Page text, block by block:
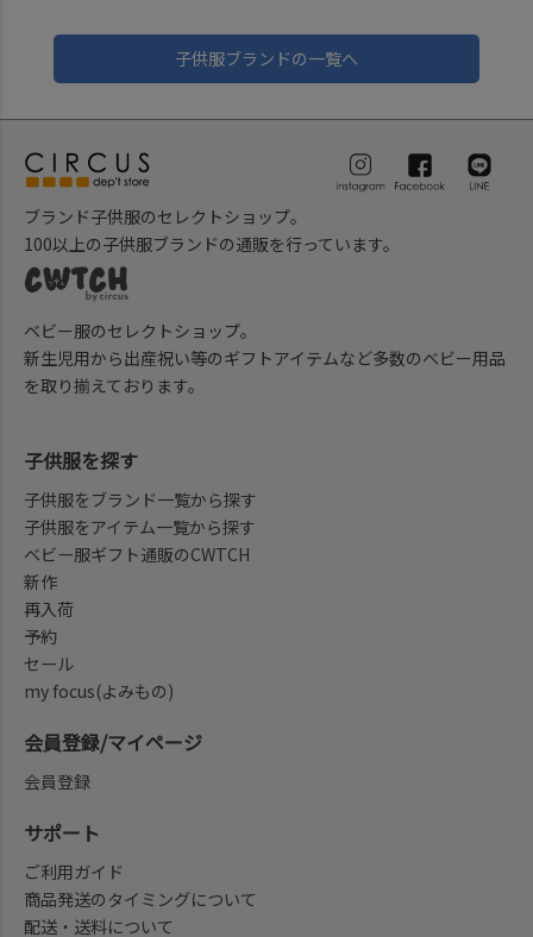
子供服ブランドの一覧へ
ブランド子供服のセレクトショップ。
100以上の子供服ブランドの通販を行っています。
ベビー服のセレクトショップ。
新生児用から出産祝い等のギフトアイテムなど多数のベビー用品
を取り揃えております。
子供服を探す
子供服をブランド一覧から探す
子供服をアイテム一覧から探す
ベビー服ギフト通販のCWTCH
新作
再入荷
予約
セール
my focus(よみもの)
会員登録/マイページ
会員登録
サポート
ご利用ガイド
商品発送のタイミングについて
配送・送料について